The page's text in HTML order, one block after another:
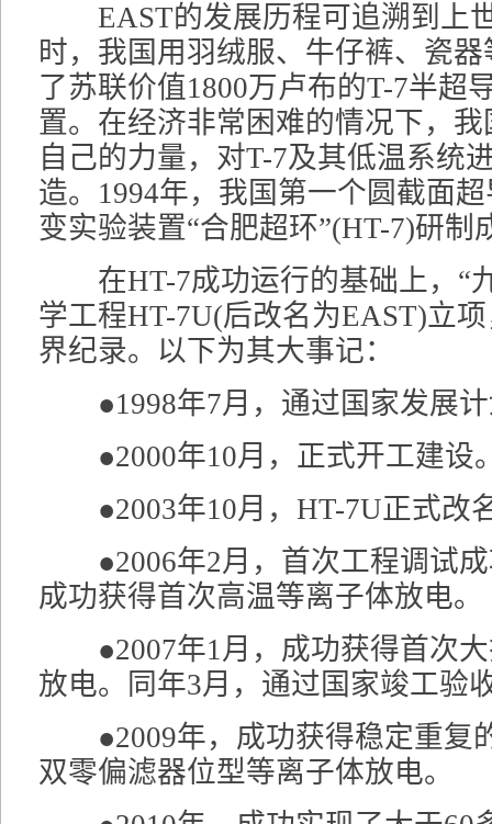
EAST的发展历程可追溯到上
时，我国用羽绒服、牛仔裤、瓷
了苏联价值1800万卢布的T-7半超
置。在经济非常困难的情况下，
自己的力量，对T-7及其低温系统
造。1994年，我国第一个圆截面
变实验装置“合肥超环”(HT-7)研制
在HT-7成功运行的基础上，“
学工程HT-7U(后改名为EAST)立
界纪录。以下为其大事记：
●1998年7月，通过国家发展计
●2000年10月，正式开工建设
●2003年10月，HT-7U正式改
●2006年2月，首次工程调试成
成功获得首次高温等离子体放电。
●2007年1月，成功获得首次大
放电。同年3月，通过国家竣工验
●2009年，成功获得稳定重复
双零偏滤器位型等离子体放电。